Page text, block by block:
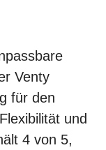
Venty
für den
und
4 von 5,